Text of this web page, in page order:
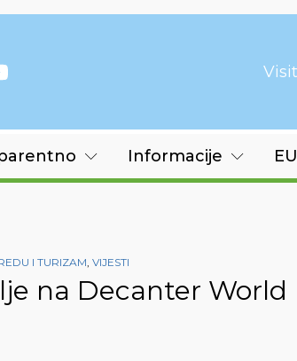
Informacije
I TURIZAM, VIJESTI
na Decanter World